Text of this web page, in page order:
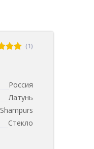
(1)
Россия
Латунь
Shampurs
Стекло